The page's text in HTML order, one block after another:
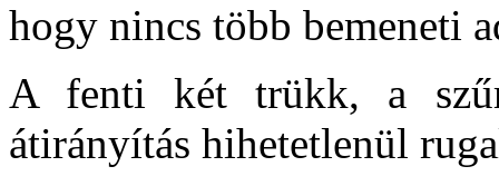
hogy nincs több bemeneti
A fenti két trükk, a
átirányítás hihetetlenül